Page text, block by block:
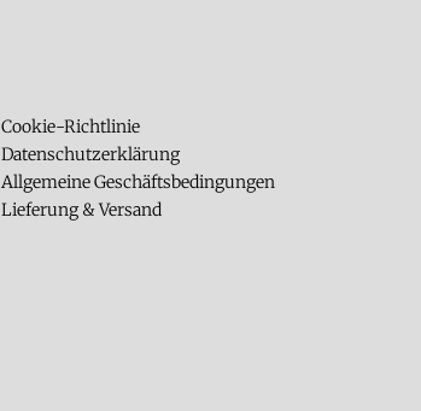
Cookie-Richtlinie
Datenschutzerklärung
Allgemeine Geschäftsbedingungen
Lieferung & Versand